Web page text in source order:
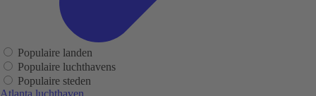
Populaire landen
Populaire luchthavens
Populaire steden
Atlanta luchthaven